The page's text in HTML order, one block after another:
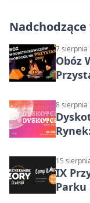
7 sierpnia
Obóz
8 sierpnia
15
IX
Parku